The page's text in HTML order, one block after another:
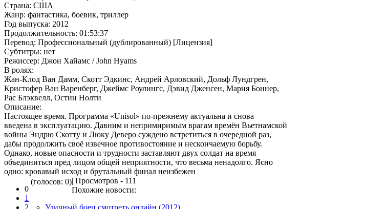
Страна: США
Жанр: фантастика, боевик, триллер
Год выпуска: 2012
Продолжительность: 01:53:37
Перевод: Профессиональный (дублированный) [Лицензия]
Cубтитры: нет
Режиссер: Джон Хайамс / John Hyams
В ролях:
Жан-Клод Ван Дамм, Скотт Эдкинс, Андрей Арловский, Дольф Лундгрен,
Кристофер Ван Варенберг, Джеймс Роулингс, Дэвид Дженсен, Мария Боннер,
Рас Блэквелл, Остин Нолти
Описание:
Настоящее время. Программа «Unisol» по-прежнему актуальна и снова
введена в эксплуатацию. Давним и непримиримым врагам времён Вьетнамской
войны Эндрю Скотту и Люку Деверо суждено встретиться в очередной раз,
дабы продолжить своё извечное противостояние и нескончаемую борьбу.
Однако, новые опасности и трудности заставляют двух солдат на время
объединиться пред лицом общей неприятности, что весьма ненадолго. Ясно
одно: кровавый исход и брутальный финал неизбежен
0
1
2
(голосов: 0)| Просмотров - 111
Похожие новости:
Уличный боец смотреть онлайн (2012)